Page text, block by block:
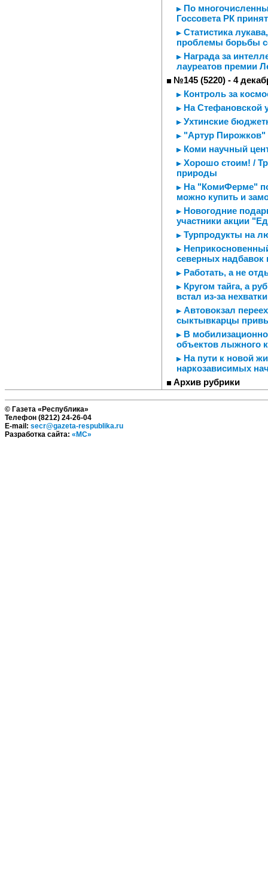
По
Госсовета РК
Статистика
проблемы борьбы
Награда за
лауреатов премии
№145 (5220) - 4
Контроль за
На Стефановской
Ухтинские
"Артур
Коми научный
Хорошо стоим! /
природы
На "КомиФерме"
можно купить и
Новогодние
участники акции
Турпродукты на
северных надбавок
Работать, а не
Кругом тайга, а
встал из-за
Автовокзал
сыктывкарцы
В
объектов лыжного
На пути к новой
наркозависимых
Архив рубрики
© Газета «Республика»
Телефон (8212) 24-26-04
E-mail: secr@gazeta-respublika.ru
Разработка сайта: «МС»